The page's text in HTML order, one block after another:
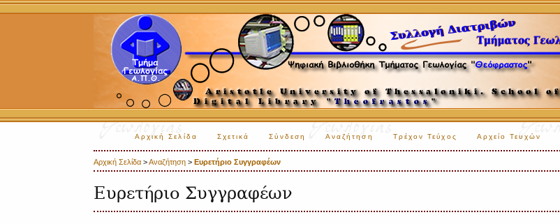
Αρχική Σελίδα Σχετικά Σύνδεση Αναζήτηση Τρέχον Τεύχος Αρχείο Τευχών
Αρχική Σελίδα >Αναζήτηση >Ευρετήριο Συγγραφέων
Ευρετήριο Συγγραφέων